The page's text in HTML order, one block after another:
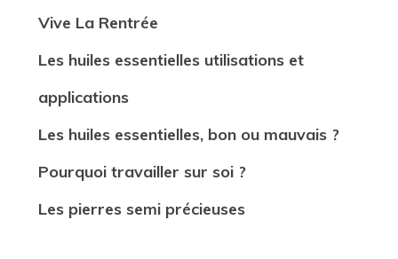
Vive La Rentrée
Les huiles essentielles utilisations et
application
Les huiles essentielles, bon ou mauvais ?
Pourquoi travailler sur soi ?
Les pierres semi précieuse